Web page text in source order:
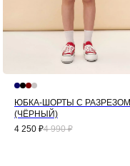
ЮБКА-ШОРТЫ С РАЗРЕЗОМ
(ЧЁРНЫЙ)
4 250 ₽4 990 ₽